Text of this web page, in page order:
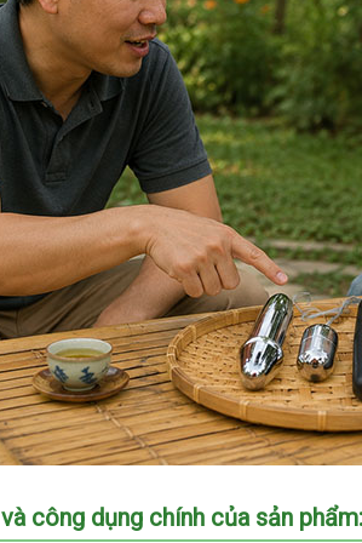
công dụng chính của sản phẩm: